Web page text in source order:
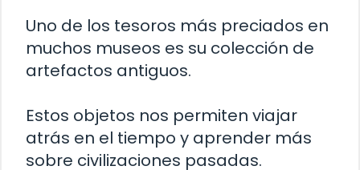
Uno de los tesoros más preciados en
muchos museos es su colección de
artefactos antiguos.
Estos objetos nos permiten viajar
atrás en el tiempo y aprender más
sobre civilizaciones pasadas.